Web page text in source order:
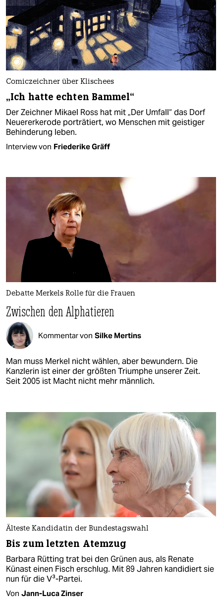
Comiczeichner über Klischees
„Ich hatte echten Bammel“
Der Zeichner Mikael Ross hat mit „Der Umfall“ das Dorf
Neuererkerode porträtiert, wo Menschen mit geistiger
Behinderung leben.
Interview von Friederike Gräff
Debatte Merkels Rolle für die Frauen
Zwischen den Alphatieren
Kommentar von Silke Mertins
Man muss Merkel nicht wählen, aber bewundern. Die
Kanzlerin ist einer der größten Triumphe unserer Zeit.
Seit 2005 ist Macht nicht mehr männlich.
Älteste Kandidatin der Bundestagswahl
Bis zum letzten Atemzug
Barbara Rütting trat bei den Grünen aus, als Renate
Künast einen Fisch erschlug. Mit 89 Jahren kandidiert sie
nun für die V³-Partei.
Von Jann-Luca Zinser